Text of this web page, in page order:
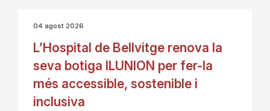
04 agost 2026
L’Hospital de Bellvitge renova la
seva botiga ILUNION per fer-la
més accessible, sostenible i
inclusiva